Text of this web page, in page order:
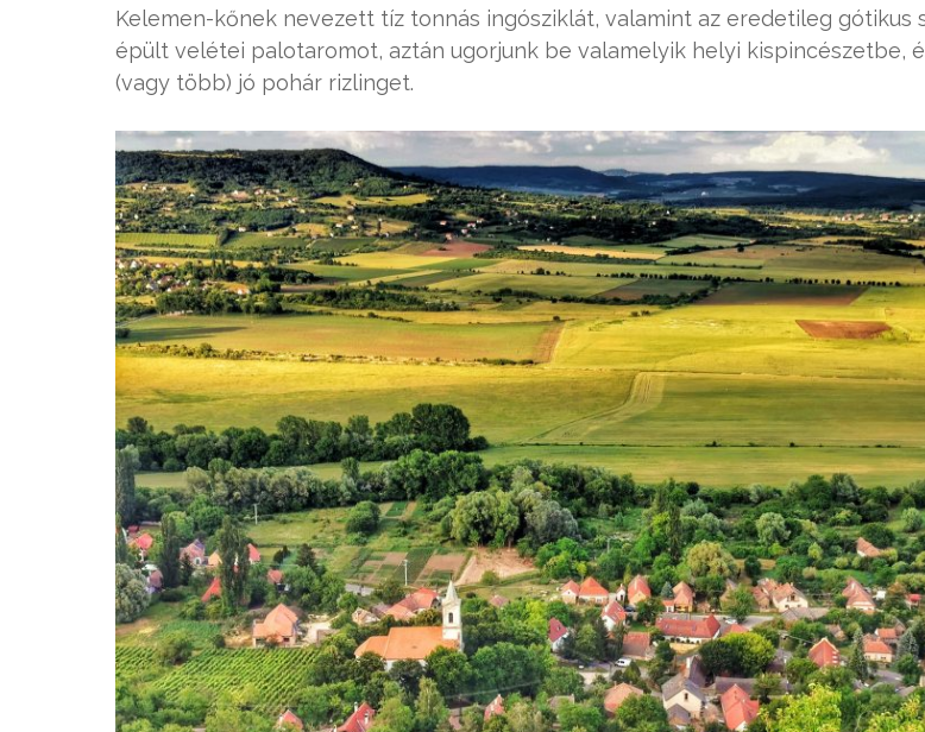
Kelemen-kőnek nevezett tíz tonnás ingósziklát, valamint az eredetileg gótikus
épült velétei palotaromot, aztán ugorjunk be valamelyik helyi kispincészetbe,
(vagy több) jó pohár rizlinget.